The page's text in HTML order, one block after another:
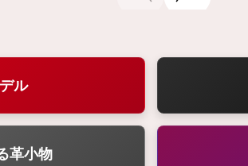
ル
革小物